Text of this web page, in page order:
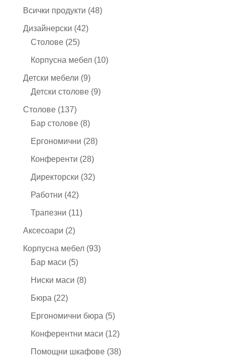
продукта
Всички продукти 4848
Дизайнерски 4242
Столове 2525
продукта
Корпусна мебел 1010
Детски мебели 99
продукта
Детски столове 99
Столове 137137
продукта
Бар столове 88
продукта
Ергономични 2828
Конференти 2828
продукта
Директорски 3232
Работни 4242
продукта
Трапезни 1111
Аксесоари 22
продукта
Корпусна мебел 9393
Бар маси 55
продукта
Ниски маси 88
Бюра 2222
продукта
Ергономични бюра 55
продукта
Конферентни маси 1212
продукта
Помощни шкафове 3838